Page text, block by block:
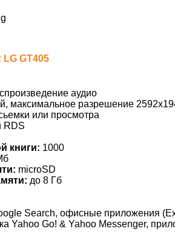
GT405
аудио
максимальное разрешение
или просмотра
RDS
книги: 1000
microSD
до 8 Гб
Search, офисные приложения
Yahoo Go! & Yahoo Messenger,